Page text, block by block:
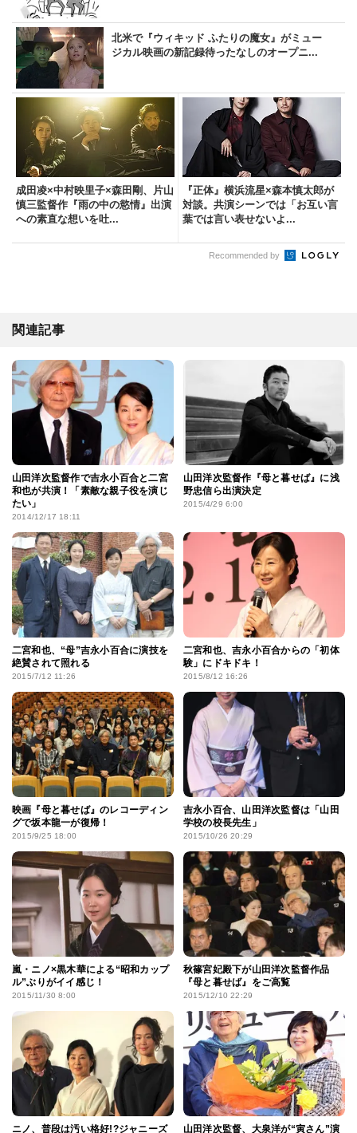
北米で『ウィキッド ふたりの魔女』がミュー
ジカル映画の新記録待ったなしのオープニ...
成田凌×中村映里子×森田剛、片山
慎三監督作『雨の中の慾情』出演
への素直な想いを吐...
『正体』横浜流星×森本慎太郎が
対談。共演シーンでは「お互い言
葉では言い表せないよ...
Recommended by
関連記事
山田洋次監督作で吉永小百合と二宮
和也が共演！「素敵な親子役を演じ
たい」
2014/12/17 18:11
山田洋次監督作『母と暮せば』に浅
野忠信ら出演決定
2015/4/29 6:00
二宮和也、“母”吉永小百合に演技を
絶賛されて照れる
2015/7/12 11:26
二宮和也、吉永小百合からの「初体
験」にドキドキ！
2015/8/12 16:26
映画『母と暮せば』のレコーディン
グで坂本龍一が復帰！
2015/9/25 18:00
吉永小百合、山田洋次監督は「山田
学校の校長先生」
2015/10/26 20:29
嵐・ニノ×黒木華による“昭和カップ
ル”ぶりがイイ感じ！
2015/11/30 8:00
秋篠宮妃殿下が山田洋次監督作品
『母と暮せば』をご高覧
2015/12/10 22:29
ニノ、普段は汚い格好!?ジャニーズ
山田洋次監督、大泉洋が“寅さん”演